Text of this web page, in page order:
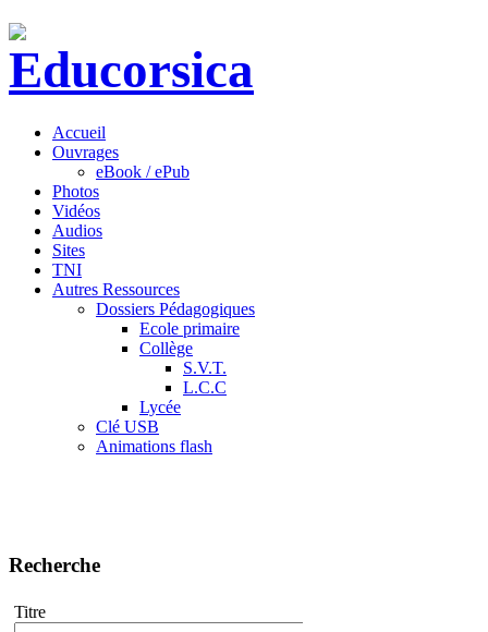
Accueil
Ouvrages
eBook / ePub
Photos
Vidéos
Audios
Sites
TNI
Autres Ressources
Dossiers Pédagogiques
Ecole primaire
Collège
S.V.T.
L.C.C
Lycée
Clé USB
Animations flash
Recherche
Titre